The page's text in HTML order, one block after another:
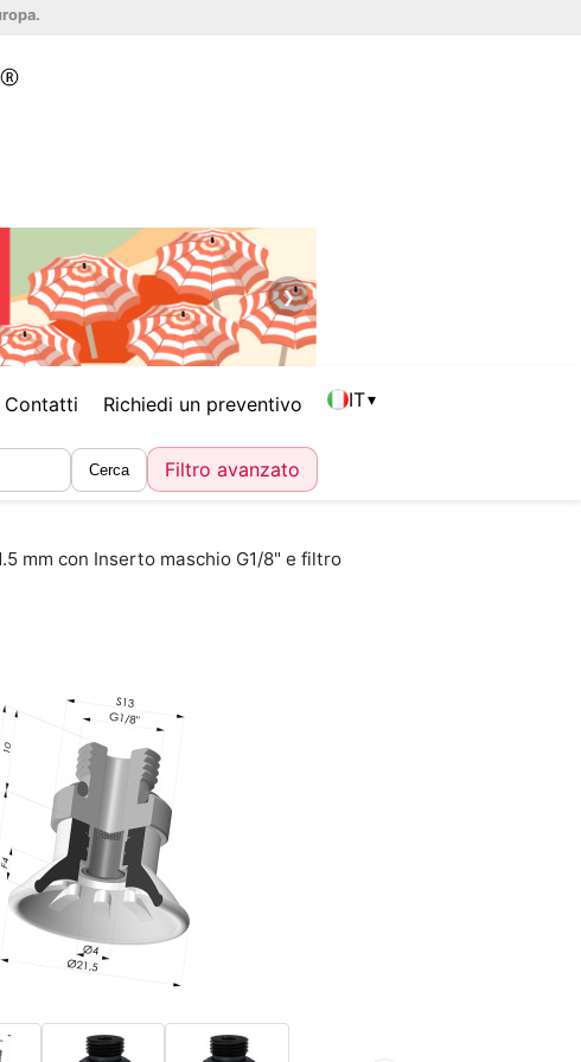
❯
Contatti Richiedi un preventivo IT▾
Cerca Filtro avanzato
mm con Inserto maschio G1/8" e filtro